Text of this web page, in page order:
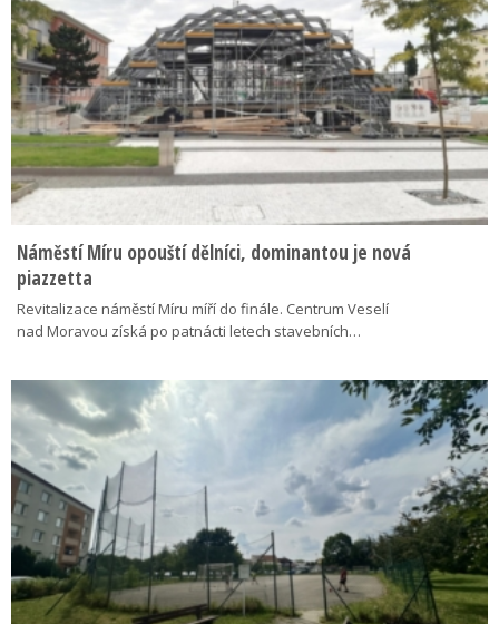
Náměstí Míru opouští dělníci, dominantou je nová
piazzetta
Revitalizace náměstí Míru míří do finále. Centrum Veselí
nad Moravou získá po patnácti letech stavebních…